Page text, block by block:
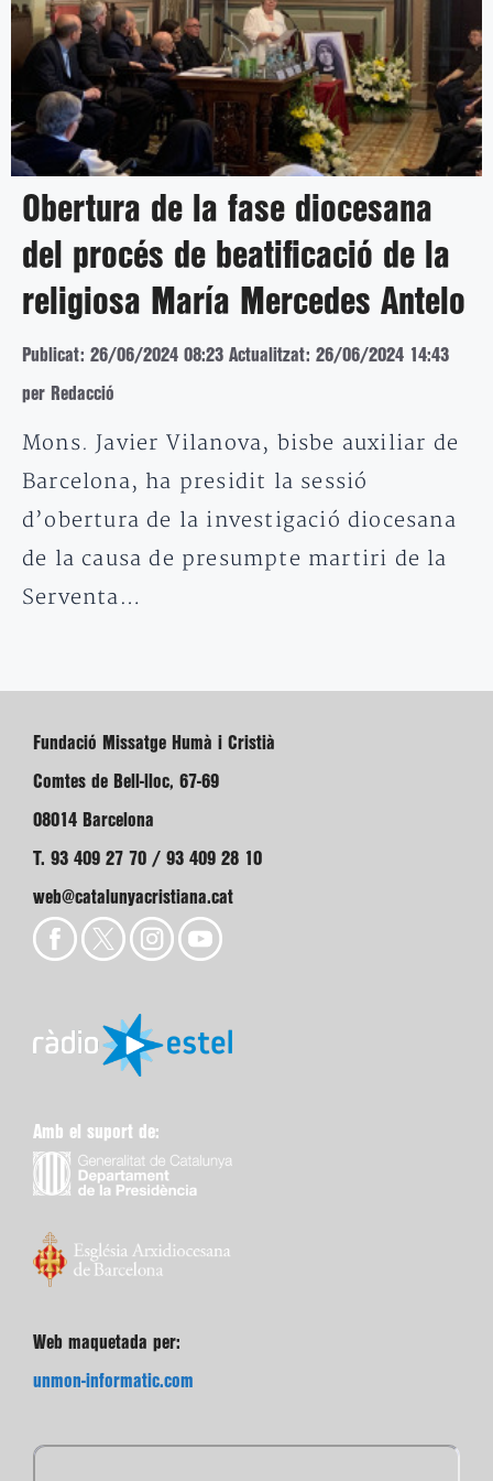
Obertura de la fase diocesana
del procés de beatificació de la
religiosa María Mercedes Antelo
Publicat: 26/06/2024 08:23 Actualitzat: 26/06/2024 14:43
per Redacció
Mons. Javier Vilanova, bisbe auxiliar de
Barcelona, ha presidit la sessió
d’obertura de la investigació diocesana
de la causa de presumpte martiri de la
Serventa…
Fundació Missatge Humà i Cristià
Comtes de Bell-lloc, 67-69
08014 Barcelona
T. 93 409 27 70 / 93 409 28 10
web@catalunyacristiana.cat
Amb el suport de:
Web maquetada per:
unmon-informatic.com